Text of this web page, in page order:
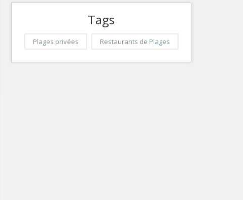
Tags
Plages privées Restaurants de Plages